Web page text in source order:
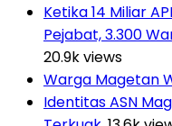
Ketika 14 Miliar
Pejabat, 3.300
20.9k views
Warga Magetan
Identitas ASN